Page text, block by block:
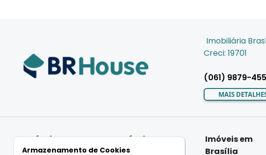
Imobiliária
Creci: 19701
(061) 9879-
MAIS
Imóveis
Residenciais
Imóveis
Comerciais
Imóveis em
Brasília
Armazenamento de Cookies